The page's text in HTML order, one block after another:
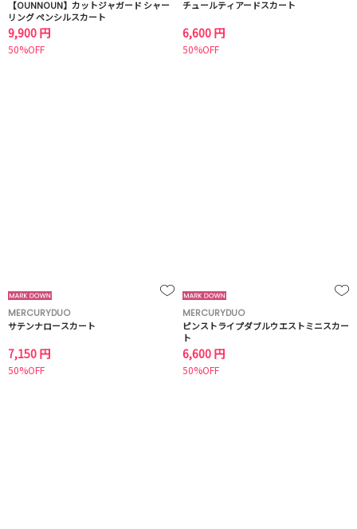
【OUNNOUN】カットジャガード シャー
リング ペンシルスカート
9,900 円
50%OFF
チュールティアードスカート
6,600 円
50%OFF
MERCURYDUO
サテンナロースカート
7,150 円
50%OFF
MERCURYDUO
ピンストライプダブルウエストミニスカー
ト
6,600 円
50%OFF